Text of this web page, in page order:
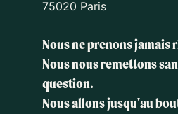
75020 Paris
Nous ne prenons jamais
Nous nous remettons
question.
Nous allons jusqu'au